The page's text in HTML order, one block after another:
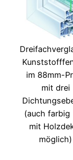
im 88mm-
mit drei
(auch farbig
mit
möglich)